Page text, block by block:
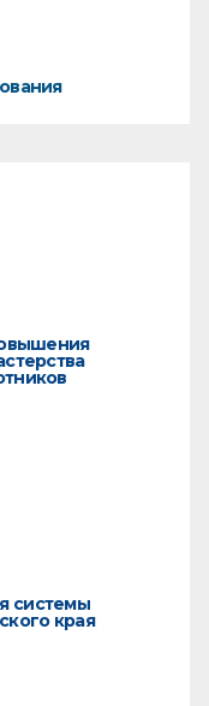
системы
края